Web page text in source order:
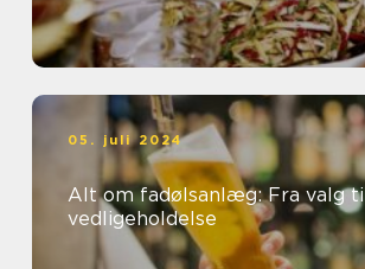
05. juli 2024
Alt om fadølsanlæg: Fra valg til
vedligeholdelse